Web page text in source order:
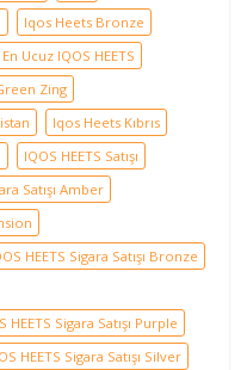
Iqos Heets Bronze
Ucuz IQOS HEETS
Zing
Iqos Heets Kıbrıs
IQOS HEETS Satışı
Satışı Amber
HEETS Sigara Satışı Bronze
HEETS Sigara Satışı Purple
HEETS Sigara Satışı Silver